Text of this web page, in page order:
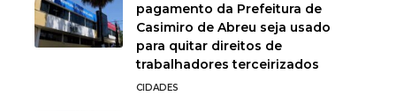
pagamento da Prefeitura de
Casimiro de Abreu seja usado
para quitar direitos de
trabalhadores terceirizados
CIDADES